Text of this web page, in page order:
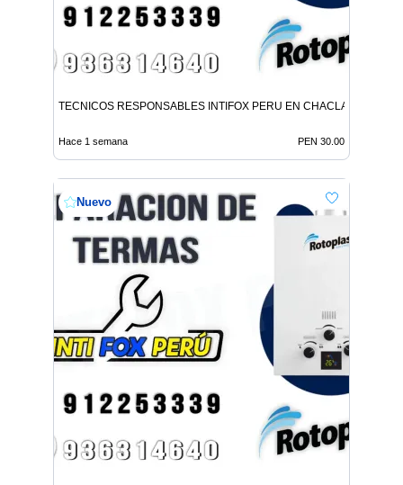
TECNICOS RESPONSABLES INTIFOX PERU EN CHACLACAYO
Hace 1 semana PEN 30.00
Nuevo